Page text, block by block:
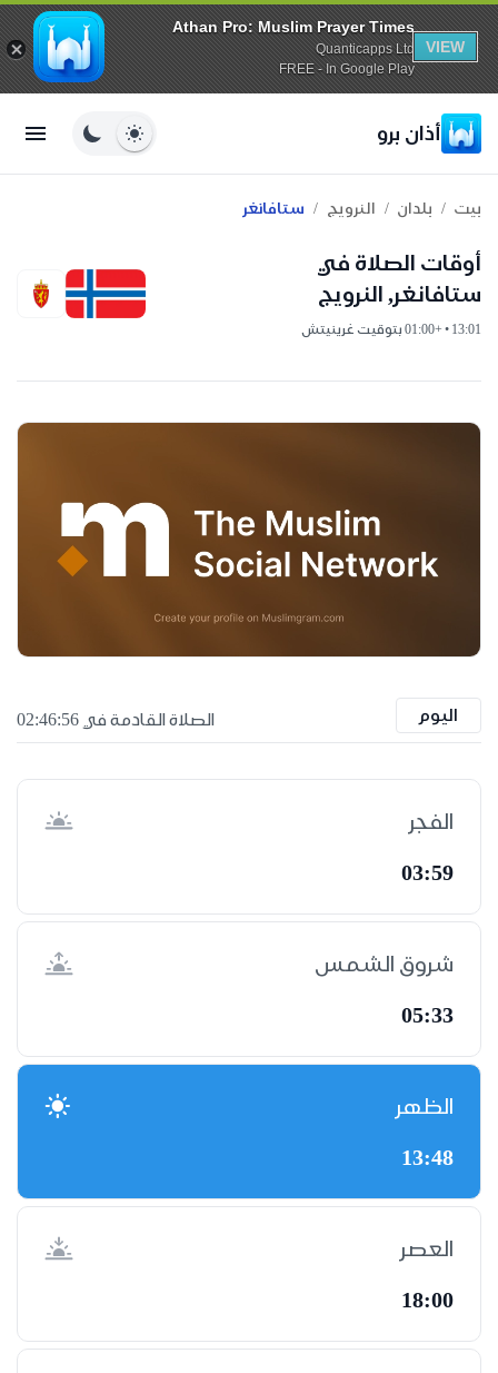
Athan Pro: Muslim Prayer Times
Quanticapps Ltd
FREE - In Google Play
VIEW
أذان برو
بيت / بلدان / النرويج / ستافانغر
أوقات الصلاة في
ستافانغر, النرويج
13:01 • +01:00 بتوقيت غرينيتش
اليوم الصلاة القادمة في 02:46:55
الفجر
03:59
شروق الشمس
05:33
الظهر
13:48
العصر
18:00